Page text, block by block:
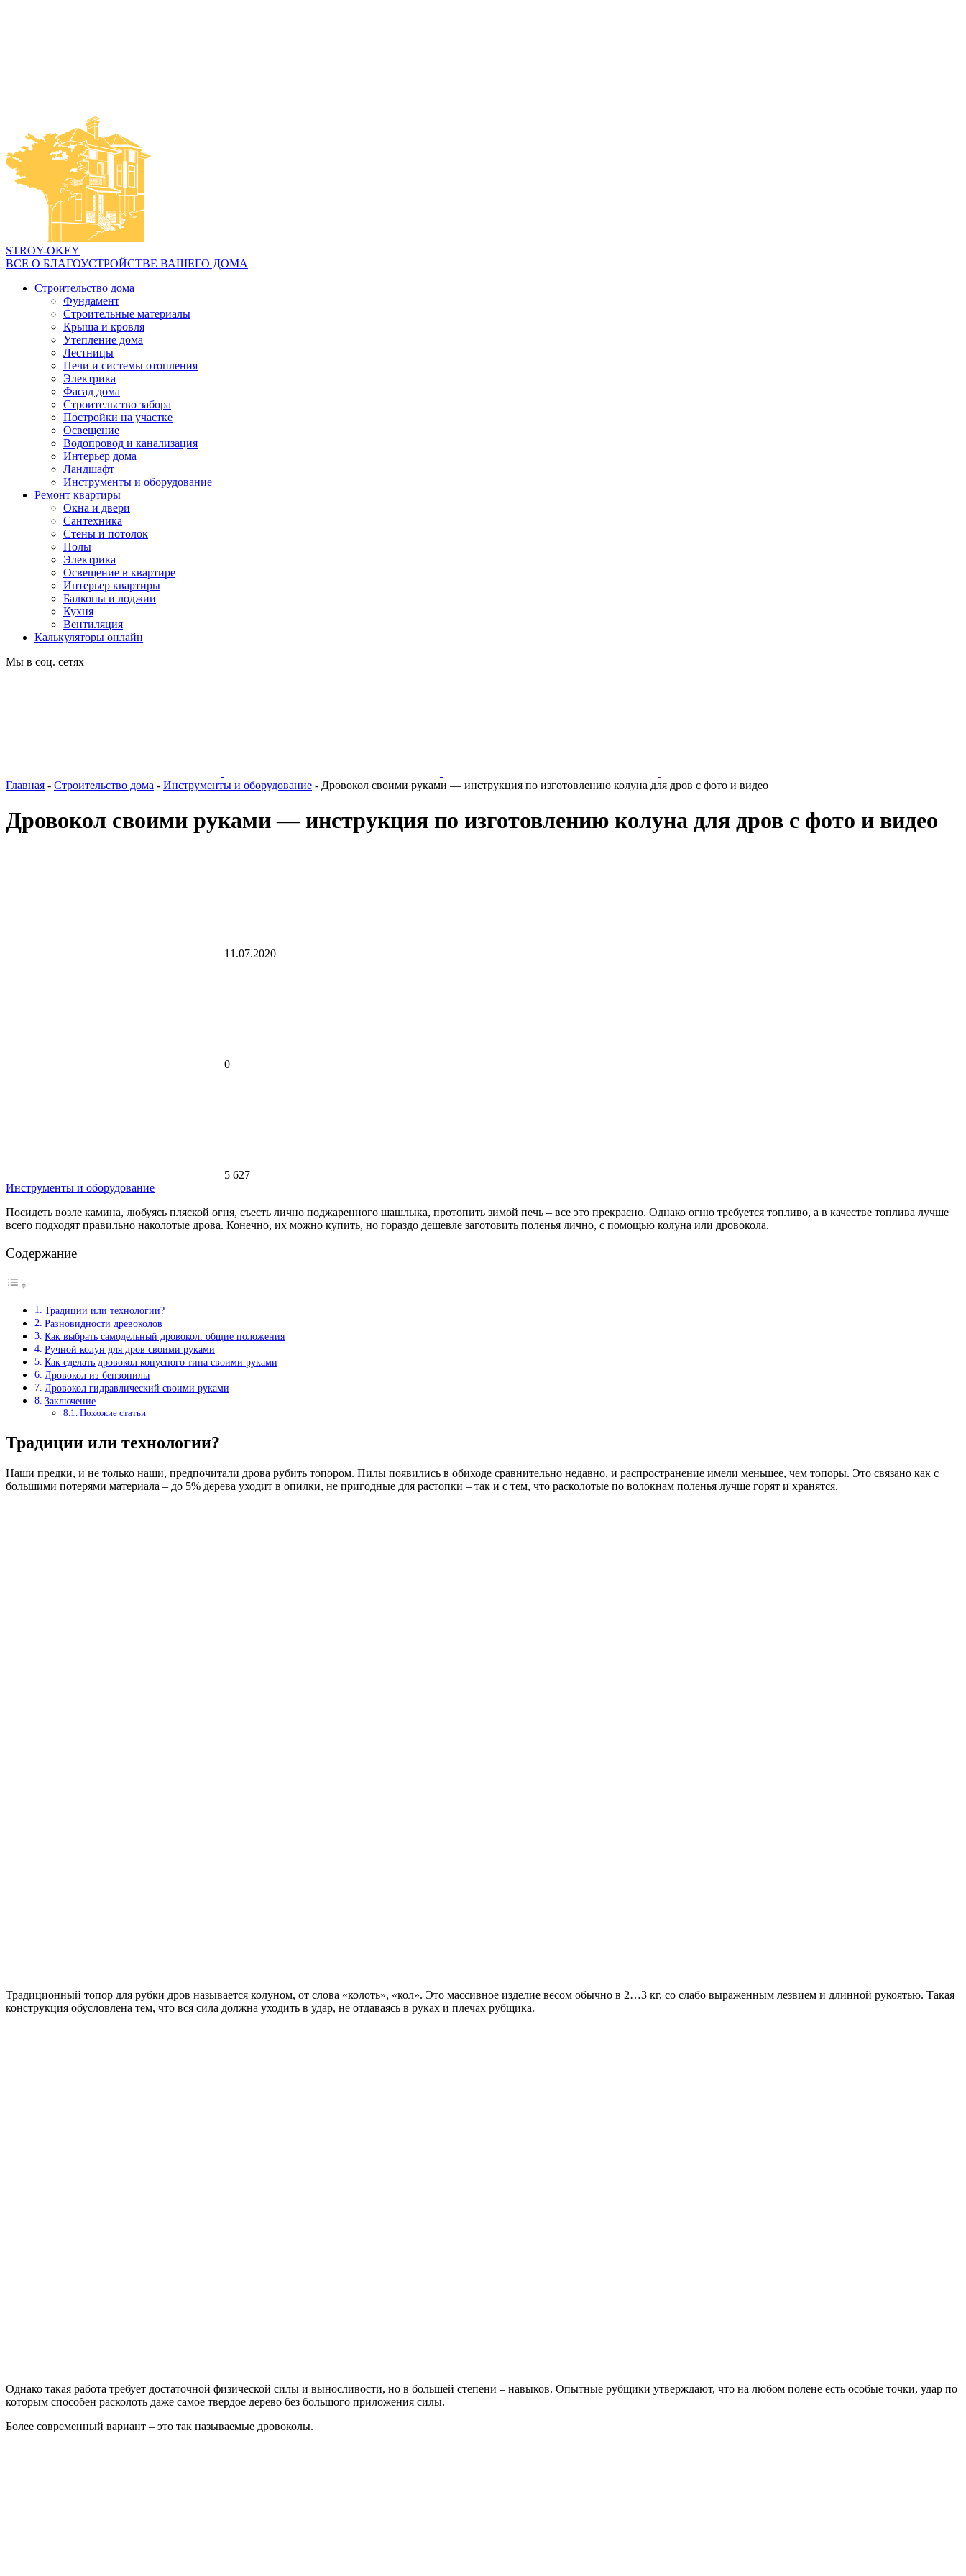
STROY-OKEY
ВСЕ О БЛАГОУСТРОЙСТВЕ ВАШЕГО ДОМА
Строительство дома
Фундамент
Строительные материалы
Крыша и кровля
Утепление дома
Лестницы
Печи и системы отопления
Электрика
Фасад дома
Строительство забора
Постройки на участке
Освещение
Водопровод и канализация
Интерьер дома
Ландшафт
Инструменты и оборудование
Ремонт квартиры
Окна и двери
Сантехника
Стены и потолок
Полы
Электрика
Освещение в квартире
Интерьер квартиры
Балконы и лоджии
Кухня
Вентиляция
Калькуляторы онлайн
Мы в соц. сетях
Главная - Строительство дома - Инструменты и оборудование - Дровокол своими руками — инструкция по изготовлению колуна для дров с фото и видео
Дровокол своими руками — инструкция по изготовлению колуна для дров с фото и видео
11.07.2020
0
5 627
Инструменты и оборудование
Посидеть возле камина, любуясь пляской огня, съесть лично поджаренного шашлыка, протопить зимой печь – все это прекрасно. Однако огню требуется топливо, а в качестве топлива лучше
всего подходят правильно наколотые дрова. Конечно, их можно купить, но гораздо дешевле заготовить поленья лично, с помощью колуна или дровокола.
Содержание
Традиции или технологии?
Разновидности древоколов
Как выбрать самодельный дровокол: общие положения
Ручной колун для дров своими руками
Как сделать дровокол конусного типа своими руками
Дровокол из бензопилы
Дровокол гидравлический своими руками
Заключение
Похожие статьи
Традиции или технологии?
Наши предки, и не только наши, предпочитали дрова рубить топором. Пилы появились в обиходе сравнительно недавно, и распространение имели меньшее, чем топоры. Это связано как с
большими потерями материала – до 5% дерева уходит в опилки, не пригодные для растопки – так и с тем, что расколотые по волокнам поленья лучше горят и хранятся.
Традиционный топор для рубки дров называется колуном, от слова «колоть», «кол». Это массивное изделие весом обычно в 2…3 кг, со слабо выраженным лезвием и длинной рукоятью. Такая
конструкция обусловлена тем, что вся сила должна уходить в удар, не отдаваясь в руках и плечах рубщика.
Однако такая работа требует достаточной физической силы и выносливости, но в большей степени – навыков. Опытные рубщики утверждают, что на любом полене есть особые точки, удар по
которым способен расколоть даже самое твердое дерево без большого приложения силы.
Более современный вариант – это так называемые дровоколы.